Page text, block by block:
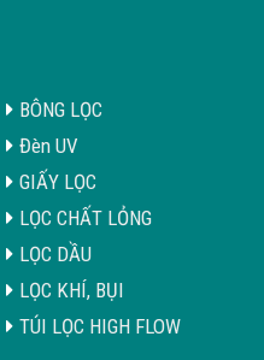
BÔNG LỌC
Đèn UV
GIẤY LỌC
LỌC CHẤT LỎNG
LỌC DẦU
LỌC KHÍ, BỤI
TÚI LỌC HIGH FLOW